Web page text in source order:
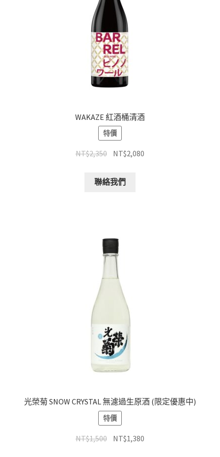
WAKAZE 紅酒桶清酒
特價
NT$2,350 NT$2,080
聯絡我們
光榮菊 SNOW CRYSTAL 無濾過生原酒 (限定優惠中)
特價
NT$1,500 NT$1,380